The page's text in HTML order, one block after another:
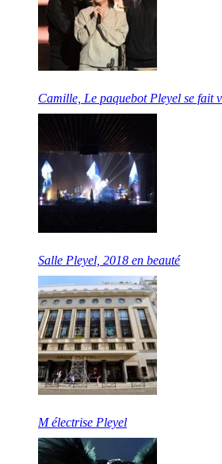
Camille, Le paquebot Pleyel se fait
Salle Pleyel, 2018 en beauté
M électrise Pleyel